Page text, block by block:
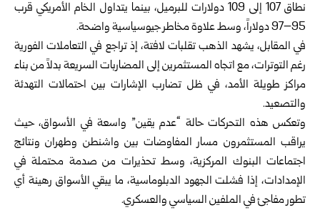
نطاق 107 إلى 109 دولارات للبرميل، بينما يتداول الخام الأمريكي قرب
95–97 دولاراً، وسط علاوة مخاطر جيوسياسية واضحة.
في المقابل، يشهد الذهب تقلبات لافتة، إذ تراجع في التعاملات الفورية
رغم التوترات، مع اتجاه المستثمرين إلى المضاربات السريعة بدلاً من بناء
مراكز طويلة الأمد، في ظل تضارب الإشارات بين احتمالات التهدئة
والتصعيد.
وتعكس هذه التحركات حالة “عدم يقين” واسعة في الأسواق، حيث
يراقب المستثمرون مسار المفاوضات بين واشنطن وطهران ونتائج
اجتماعات البنوك المركزية، وسط تحذيرات من صدمة محتملة في
الإمدادات، إذا فشلت الجهود الدبلوماسية، ما يبقي الأسواق رهينة أي
تطور مفاجئ في الملفين السياسي والعسكري.